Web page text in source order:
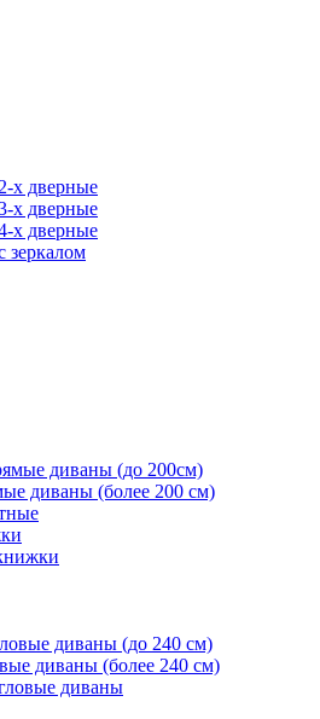
х дверные
х дверные
х дверные
диваны (до 200см)
диваны (более 200 см)
диваны (до 240 см)
диваны (более 240 см)
диваны